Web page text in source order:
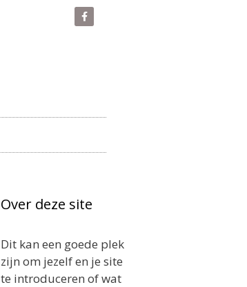
Over deze site
Dit kan een goede plek
zijn om jezelf en je site
te introduceren of wat